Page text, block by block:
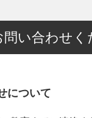
い合わせく
について